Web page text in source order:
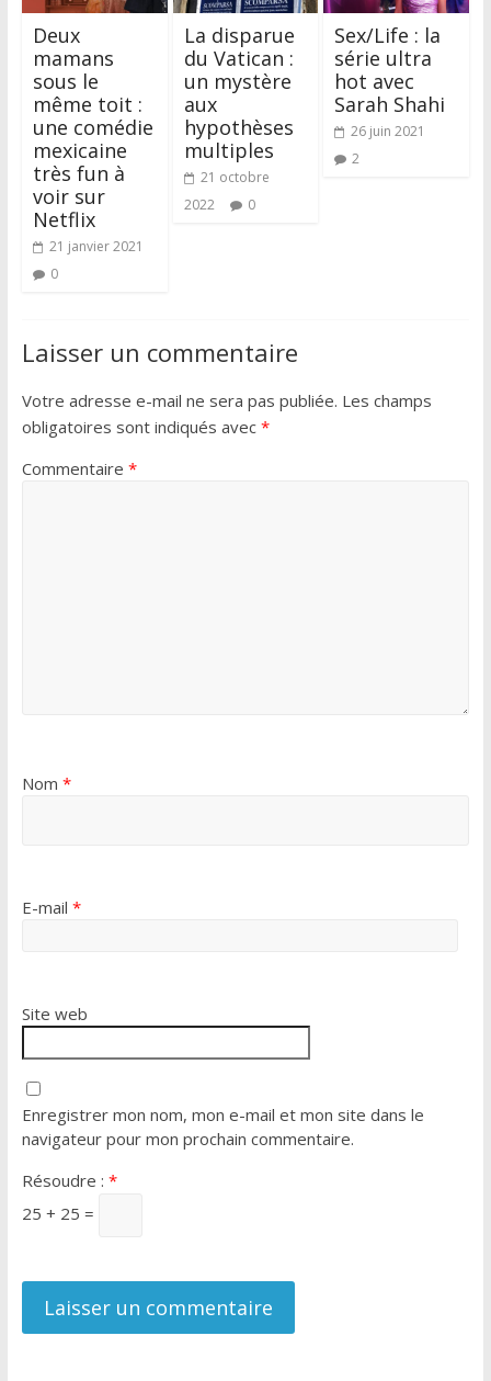
Deux
mamans
sous le
même toit :
une comédie
mexicaine
très fun à
voir sur
Netflix
21 janvier 2021
0
La disparue
du Vatican :
un mystère
aux
hypothèses
multiples
21 octobre
2022
0
Sex/Life : la
série ultra
hot avec
Sarah Shahi
26 juin 2021
2
Laisser un commentaire
Votre adresse e-mail ne sera pas publiée. Les champs
obligatoires sont indiqués avec *
Commentaire *
Nom *
E-mail *
Site web
Enregistrer mon nom, mon e-mail et mon site dans le
navigateur pour mon prochain commentaire.
Résoudre : *
25 + 25 =